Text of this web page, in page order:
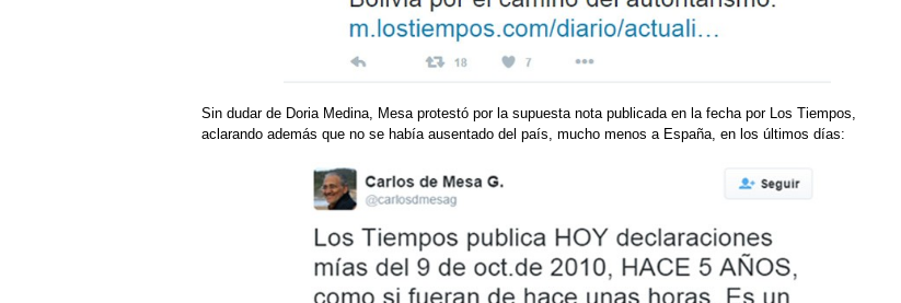
Sin dudar de Doria Medina, Mesa protestó por la supuesta nota publicada en la fecha por Los Tiempos,
aclarando además que no se había ausentado del país, mucho menos a España, en los últimos días: